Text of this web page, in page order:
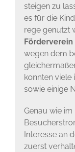
steigen zu
es für die
rege genutzt
Förderverein
wegen dem
konnten viele
sowie einige
Genau wie
Interesse an
zuerst